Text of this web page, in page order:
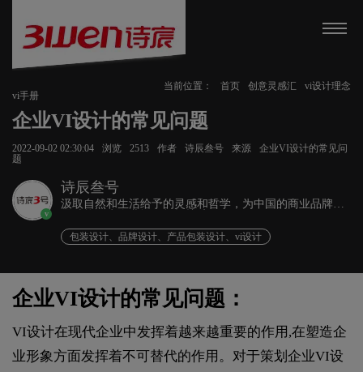
当前位置： 首页 创意灵感汇
vi设计理念
vi手册
企业VI设计的常见问题
2022-09-02 02:30:04 浏览 2513 作者 诗辰叁号 来源
企业VI设计的常见问
题
v
诗辰叁号
汲取自然和生活给予的灵感和哲学，为中国的商业品牌发
包装设计、品牌设计、产品包装设计、vi设计
企业VI设计的常见问题：
VI设计在现代企业中发挥着越来越重要的作用,在塑造企
业形象方面发挥着不可替代的作用。对于策划企业VI设